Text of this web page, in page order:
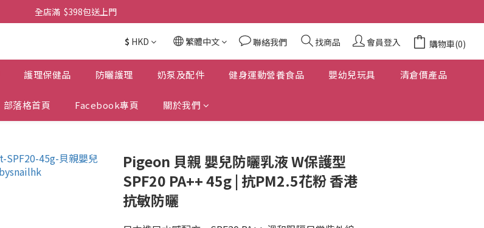
全店滿  $398包送上門
全店滿  $398包送上門
免費-簡單設計 禮卡 - 資料請在訂單上備注
全店滿  $398包送上門
$ HKD 繁體中文 聯絡我們 找商品 會員登入 購物車(0)
護理保健品 防曬護理 奶泵及配件 健身運動營養食品 嬰幼兒玩具 清倉價產品
部落格首頁 Facebook專頁 關於我們
Pigeon 貝親 嬰兒防曬乳液 W保護型
SPF20 PA++ 45g | 抗PM2.5花粉 香港
抗敏防曬